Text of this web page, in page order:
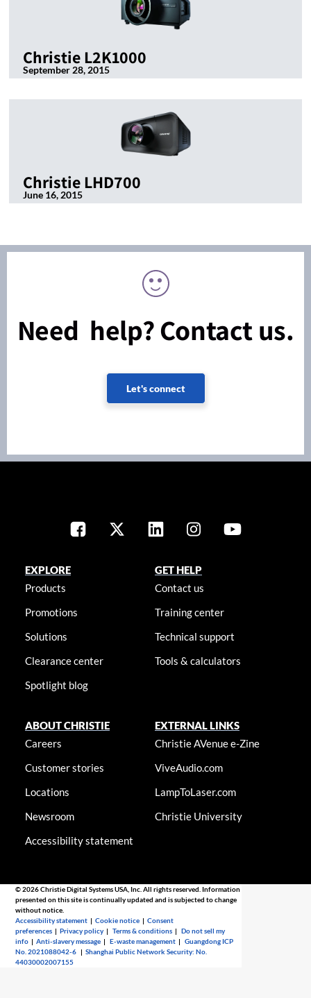
Christie L2K1000
September 28, 2015
Christie LHD700
June 16, 2015
Need help? Contact us.
Let's connect
EXPLORE
Products
Promotions
Solutions
Clearance center
Spotlight blog
GET HELP
Contact us
Training center
Technical support
Tools & calculators
ABOUT CHRISTIE
Careers
Customer stories
Locations
Newsroom
Accessibility statement
EXTERNAL LINKS
Christie AVenue e-Zine
ViveAudio.com
LampToLaser.com
Christie University
© 2026 Christie Digital Systems USA, Inc. All rights reserved. Information
presented on this site is continually updated and is subjected to change
without notice.
Accessibility statement |Cookie notice |Consent
preferences |Privacy policy |Terms & conditions |Do not sell my
info |Anti-slavery message |E-waste management |Guangdong ICP
No. 2021088042-6 |Shanghai Public Network Security: No.
44030002007155